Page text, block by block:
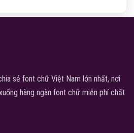
sẻ font chữ Việt Nam lớn nhất, nơi
hàng ngàn font chữ miễn phí chất